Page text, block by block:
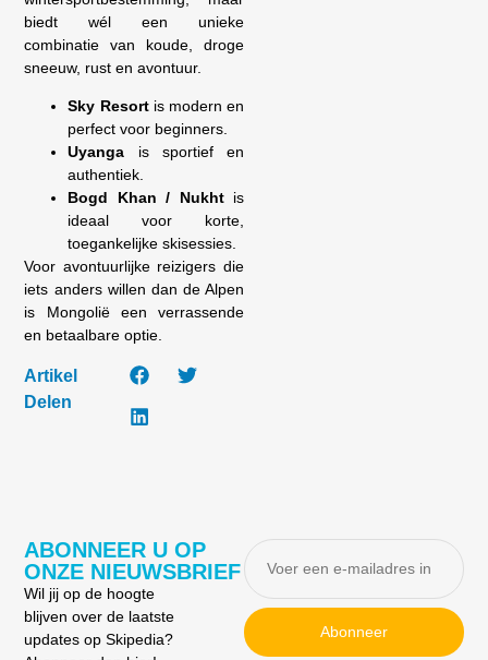
biedt wél een unieke
combinatie van koude, droge
sneeuw, rust en avontuur.
Sky Resortis modern en
perfect voor beginners.
Uyanga is sportief en
authentiek.
Bogd Khan / Nukhtis
ideaal voor korte,
toegankelijke skisessies.
Voor avontuurlijke reizigers die
iets anders willen dan de Alpen
is Mongolië een verrassende
en betaalbare optie.
Artikel
Delen
ABONNEER U OP
ONZE NIEUWSBRIEF
Wil jij op de hoogte
blijven over de laatste
updates op Skipedia?
Abonneer